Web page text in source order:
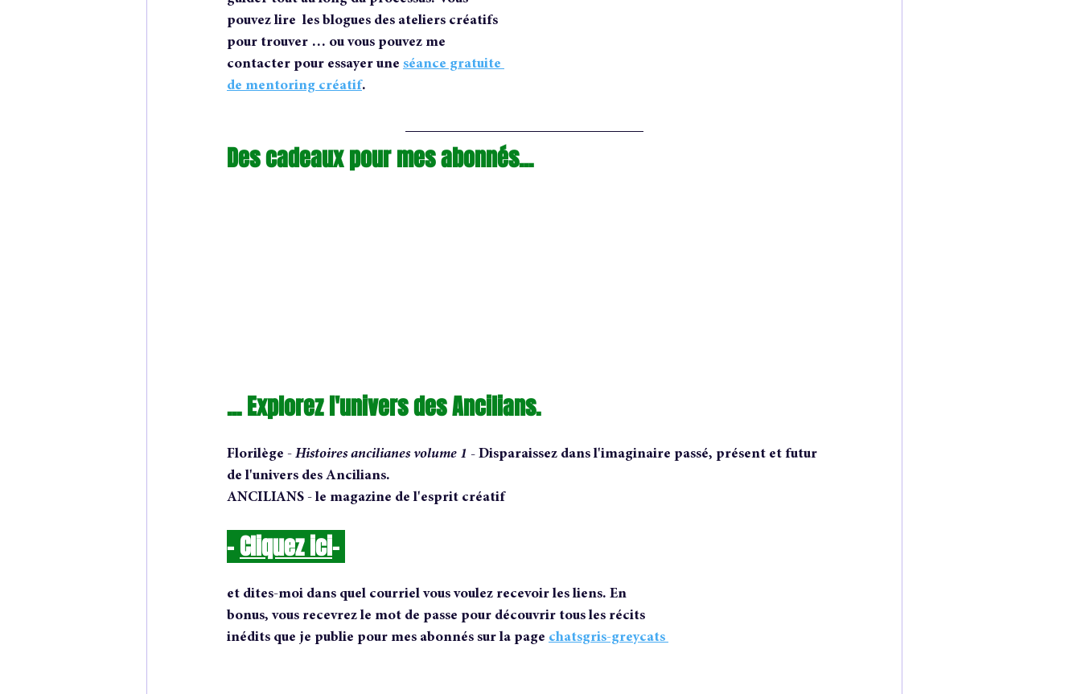
pouvez lire  les blogues des ateliers créatifs
pour trouver … ou vous pouvez me
contacter pour essayer une séance gratuite
de mentoring créatif.
Des cadeaux pour mes abonnés...
... Explorez l'univers des Ancilians.
Florilège - Histoires ancilianes volume 1 - Disparaissez dans l'imaginaire passé, présent et futur
de l'univers des Ancilians.
ANCILIANS - le magazine de l'esprit créatif
- Cliquez ici-
et dites-moi dans quel courriel vous voulez recevoir les liens. En
bonus, vous recevrez le mot de passe pour découvrir tous les récits
inédits que je publie pour mes abonnés sur la page chatsgris-greycats